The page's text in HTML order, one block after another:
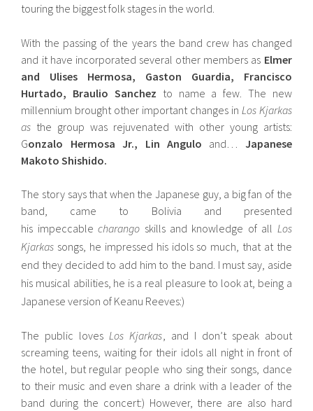
touring the biggest folk stages in the world.
With the passing of the years the band crew has changed
and it have incorporated several other members as Elmer
and Ulises Hermosa, Gaston Guardia, Francisco
Hurtado, Braulio Sanchez to name a few. The new
millennium brought other important changes in Los Kjarkas
as the group was rejuvenated with other young artists:
Gonzalo Hermosa Jr., Lin Angulo and… Japanese
Makoto Shishido.
The story says that when the Japanese guy, a big fan of the
band, came to Bolivia and presented
his impeccable charango skills and knowledge of all Los
Kjarkas songs, he impressed his idols so much, that at the
end they decided to add him to the band. I must say, aside
his musical abilities, he is a real pleasure to look at, being a
Japanese version of Keanu Reeves:)
The public loves Los Kjarkas , and I don’t speak about
screaming teens, waiting for their idols all night in front of
the hotel, but regular people who sing their songs, dance
to their music and even share a drink with a leader of the
band during the concert:) However, there are also hard